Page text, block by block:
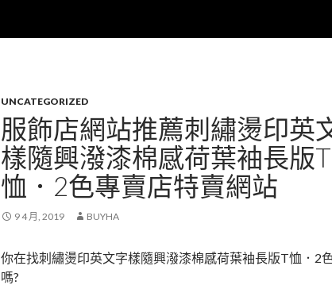
UNCATEGORIZED
服飾店網站推薦刺繡燙印英
樣隨興潑漆棉感荷葉袖長版T
恤．2色專賣店特賣網站
9 4 月, 2019 BUYHA
你在找刺繡燙印英文字樣隨興潑漆棉感荷葉袖長版T恤．2
嗎?